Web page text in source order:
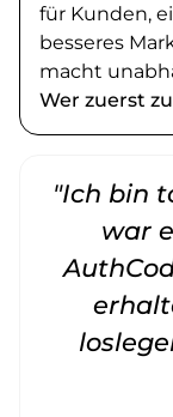
für Kunden,
besseres
macht
Wer zuerst
"Ich bin
war